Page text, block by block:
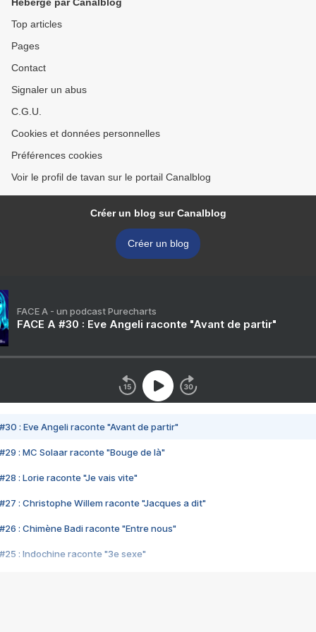
Top articles
Pages
Contact
Signaler un abus
C.G.U.
Cookies et données personnelles
Préférences cookies
Voir le profil de tavan sur le portail Canalblog
Créer un blog sur Canalblog
Créer un blog
FACE A - un podcast Purecharts
FACE A #30 : Eve Angeli raconte "Avant de partir"
#30 : Eve Angeli raconte "Avant de partir"
#29 : MC Solaar raconte "Bouge de là"
#28 : Lorie raconte "Je vais vite"
#27 : Christophe Willem raconte "Jacques a dit"
#26 : Chimène Badi raconte "Entre nous"
#25 : Indochine raconte "3e sexe"